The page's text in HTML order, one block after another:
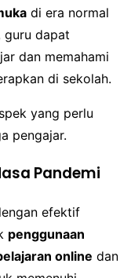
di era normal
guru dapat
dan memahami
di sekolah.
yang perlu
pengajar.
Pandemi
efektif
penggunaan
online dan